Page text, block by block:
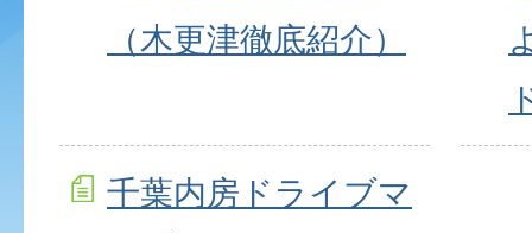
（木更津徹底紹介）
千葉内房ドライブマ